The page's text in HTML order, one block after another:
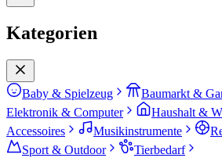
Kategorien
Baby & Spielzeug Baumarkt &
Elektronik & Computer
Haushalt &
Accessoires
Musikinstrumente
Sport & Outdoor
Tierbedarf